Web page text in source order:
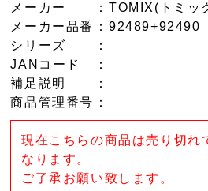
メーカー
：TOMIX(トミッ
メーカー品番
：92489+92490
シリーズ
：
JANコード
：
補足説明
：
商品管理番号 ：
現在こちらの商品は売り切れ
なります。
ご了承お願い致します。